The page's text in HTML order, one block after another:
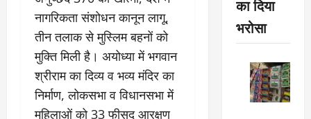
नागरिकता संशोधन कानून लागू,
तीन तलाक से मुस्लिम बहनों को
मुक्ति मिली है। अयोध्या में भगवान
श्रीराम का दिव्य व भव्य मंदिर का
निर्माण, लोकसभा व विधानसभा में
महिलाओं को 33 फीसद आरक्षण
का दिया
भरोसा